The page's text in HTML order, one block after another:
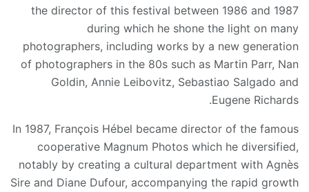
the director of this festival between 1986 and 1987
during which he shone the light on many
photographers, including works by a new generation
of photographers in the 80s such as Martin Parr, Nan
Goldin, Annie Leibovitz, Sebastiao Salgado and
Eugene Richards.
In 1987, François Hébel became director of the famous
cooperative Magnum Photos which he diversified,
notably by creating a cultural department with Agnès
Sire and Diane Dufour, accompanying the rapid growth